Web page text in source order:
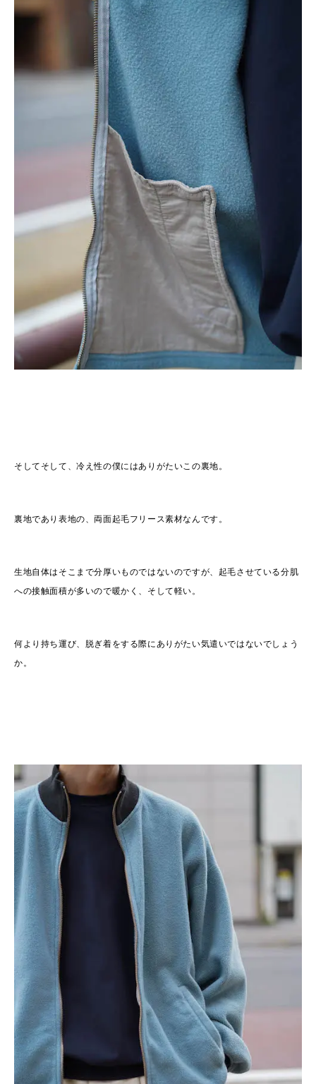
そしてそして、冷え性の僕にはありがたいこの裏地。
裏地であり表地の、両面起毛フリース素材なんです。
生地自体はそこまで分厚いものではないのですが、起毛させている分肌
への接触面積が多いので暖かく、そして軽い。
何より持ち運び、脱ぎ着をする際にありがたい気遣いではないでしょう
か。